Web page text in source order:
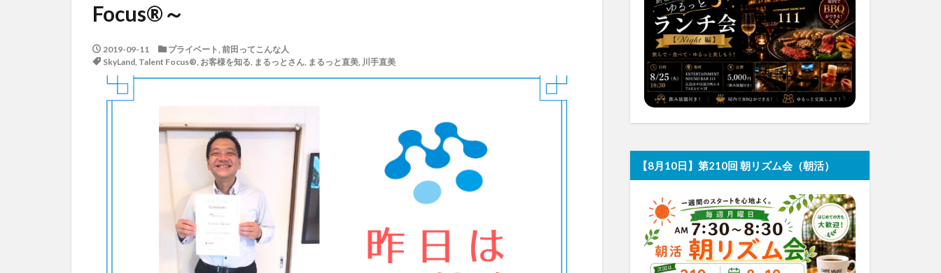
Focus®～
2019-09-11 プライベート, 前田ってこんな人
SkyLand, Talent Focus®, お客様を知る, まるっとさん, まるっと直美, 川手直美
【8月10日】第210回 朝リズム会（朝活）